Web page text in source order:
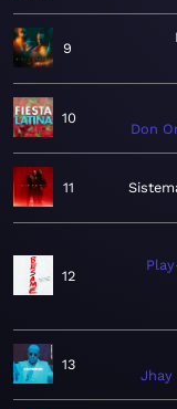
9
10
Don
11
12
13
Jhay